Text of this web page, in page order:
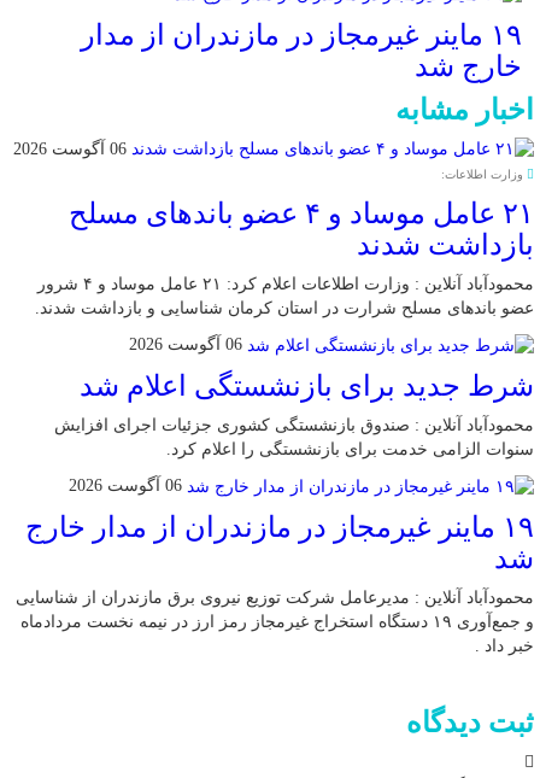
۱۹ ماینر غیرمجاز در مازندران از مدار
خارج شد
اخبار مشابه
06 آگوست 2026
وزارت اطلاعات:
۲۱ عامل موساد و ۴ عضو باند‌های مسلح
بازداشت شدند
محمودآباد آنلاین : وزارت اطلاعات اعلام کرد: ۲۱ عامل موساد و ۴ شرور
عضو باند‌های مسلح شرارت در استان کرمان شناسایی و بازداشت شدند.
06 آگوست 2026
شرط جدید برای بازنشستگی اعلام شد
محمودآباد آنلاین : صندوق بازنشستگی کشوری جزئیات اجرای افزایش
سنوات الزامی خدمت برای بازنشستگی را اعلام کرد.
06 آگوست 2026
۱۹ ماینر غیرمجاز در مازندران از مدار خارج
شد
محمودآباد آنلاین : مدیرعامل شرکت توزیع نیروی برق مازندران از شناسایی
و جمع‌آوری ۱۹ دستگاه استخراج غیرمجاز رمز ارز در نیمه نخست مردادماه
خبر داد .
ثبت دیدگاه